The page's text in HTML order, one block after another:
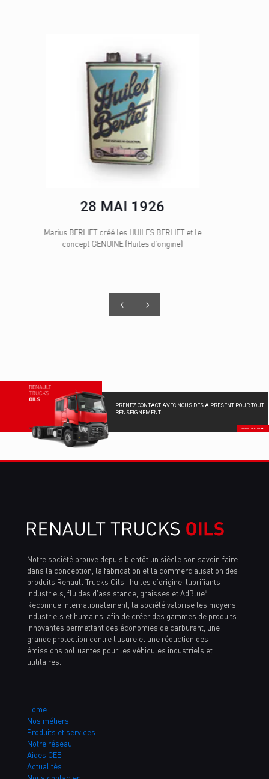
1949
Paul BERLIET succède à MARIUS. Le réseau s’étend à
23 succursales et 150 concessions.
PRENEZ CONTACT AVEC NOUS DES A PRESENT POUR TOUT
RENSEIGNEMENT !
EN SAVOIR PLUS
Notre société prouve depuis bientôt un siècle son savoir-faire
dans la conception, la fabrication et la commercialisation des
produits Renault Trucks Oils : huiles d’origine, lubrifiants
industriels, fluides d’assistance, graisses et AdBlue®.
Reconnue internationalement, la société valorise les moyens
industriels et humains, afin de créer des gammes de produits
innovantes permettant des économies de carburant, une
grande protection contre l’usure et une réduction des
émissions polluantes pour les véhicules industriels et
utilitaires.
Home
Nos métiers
Produits et services
Notre réseau
Aides CEE
Actualités